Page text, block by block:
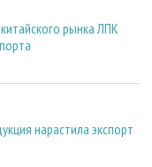
рынка ЛПК
нарастила экспорт